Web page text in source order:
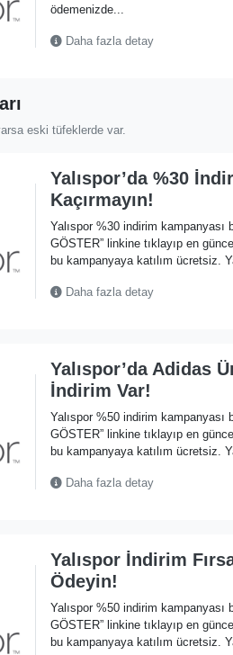
ödemenizde...
Daha fazla detay
eski tüfeklerde var.
Yalıspor’da %30
Kaçırmayın!
Yalıspor %30 indirim kampanyası
GÖSTER” linkine tıklayıp en
bu kampanyaya katılım ücretsiz.
Daha fazla detay
Yalıspor’da Adidas
İndirim Var!
Yalıspor %50 indirim kampanyası
GÖSTER” linkine tıklayıp en
bu kampanyaya katılım ücretsiz.
Daha fazla detay
Yalıspor İndirim
Ödeyin!
Yalıspor %50 indirim kampanyası
GÖSTER” linkine tıklayıp en
bu kampanyaya katılım ücretsiz.